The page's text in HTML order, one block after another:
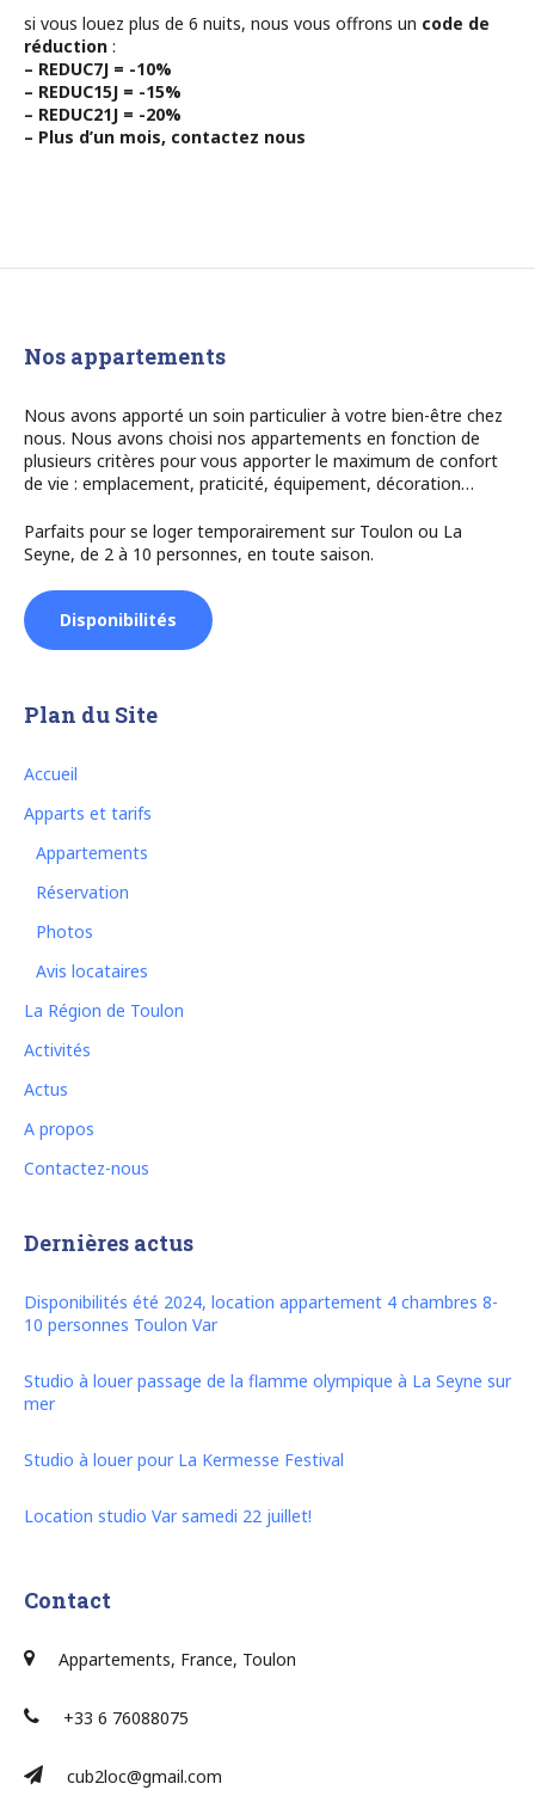
si vous louez plus de 6 nuits, nous vous offrons un code de
réduction :
– REDUC7J = -10%
– REDUC15J = -15%
– REDUC21J = -20%
– Plus d’un mois, contactez nous
Nos appartements
Nous avons apporté un soin particulier à votre bien-être chez
nous. Nous avons choisi nos appartements en fonction de
plusieurs critères pour vous apporter le maximum de confort
de vie : emplacement, praticité, équipement, décoration…
Parfaits pour se loger temporairement sur Toulon ou La
Seyne, de 2 à 10 personnes, en toute saison.
Disponibilités
Plan du Site
Accueil
Apparts et tarifs
Appartements
Réservation
Photos
Avis locataires
La Région de Toulon
Activités
Actus
A propos
Contactez-nous
Dernières actus
Disponibilités été 2024, location appartement 4 chambres 8-
10 personnes Toulon Var
Studio à louer passage de la flamme olympique à La Seyne sur
mer
Studio à louer pour La Kermesse Festival
Location studio Var samedi 22 juillet!
Contact
Appartements, France, Toulon
+33 6 76088075
cub2loc@gmail.com